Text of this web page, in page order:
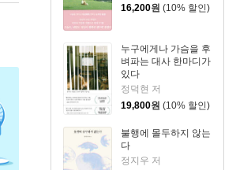
16,200원 (10% 할인)
누구에게나 가슴을 후
벼파는 대사 한마디가
있다
정덕현 저
19,800원 (10% 할인)
불행에 몰두하지 않는
다
정지우 저